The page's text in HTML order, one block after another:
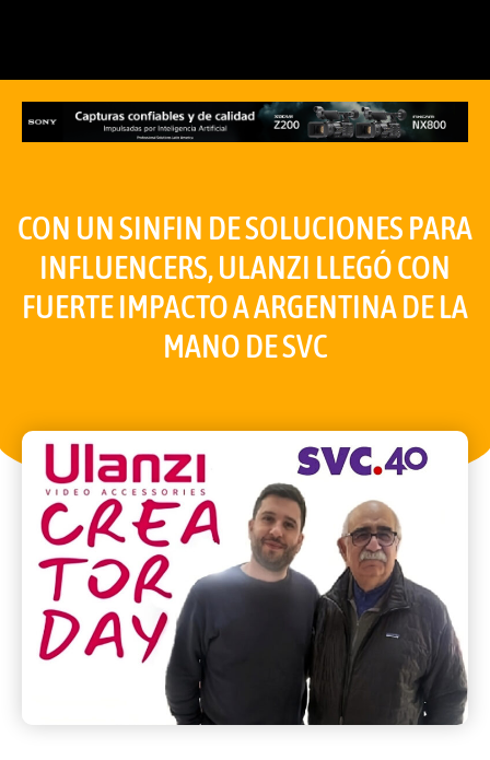
CON UN SINFIN DE SOLUCIONES PARA
INFLUENCERS, ULANZI LLEGÓ CON
FUERTE IMPACTO A ARGENTINA DE LA
MANO DE SVC